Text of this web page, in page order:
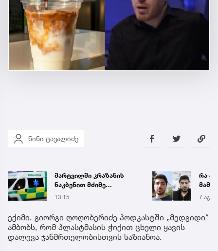
ნინი ტავალიძე
მარტვილში კრაზანის
ნაკბენით მძიმე
მდგომარეობაში მყოფი
გადაარჩინეს
13:15
რა
საქმე
7 აგვ
ექიმი, გიორგი ღოღობერიძე პოდკასტში „მედგიდი“
ამბობს, რომ პლასტმასის ჭიქით ცხელი ყავის
დალევა ჯანმრთელობისთვის საზიანოა.